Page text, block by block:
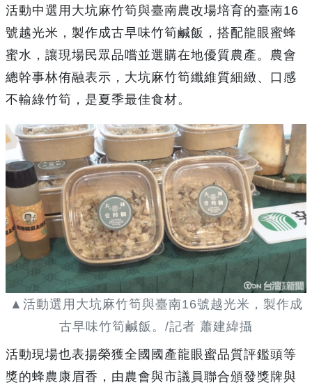
活動中選用大坑麻竹筍與臺南農改場培育的臺南16
號越光米，製作成古早味竹筍鹹飯，搭配龍眼蜜蜂
蜜水，讓現場民眾品嚐並選購在地優質農產。農會
總幹事林侑融表示，大坑麻竹筍纖維質細緻、口感
不輸綠竹筍，是夏季最佳食材。
▲活動選用大坑麻竹筍與臺南16號越光米，製作成
古早味竹筍鹹飯。/記者 蕭建緯攝
活動現場也表揚榮獲全國國產龍眼蜜品質評鑑頭等
獎的蜂農康眉香，由農會與市議員聯合頒發獎牌與